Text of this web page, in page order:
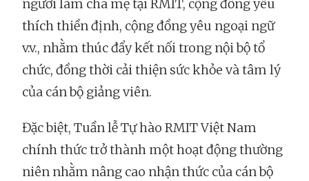
người làm cha mẹ tại RMIT, cộng đồng yêu
thích thiền định, cộng đồng yêu ngoại ngữ
v.v., nhằm thúc đẩy kết nối trong nội bộ tổ
chức, đồng thời cải thiện sức khỏe và tâm lý
của cán bộ giảng viên.
Đặc biệt, Tuần lễ Tự hào RMIT Việt Nam
chính thức trở thành một hoạt động thường
niên nhằm nâng cao nhận thức của cán bộ